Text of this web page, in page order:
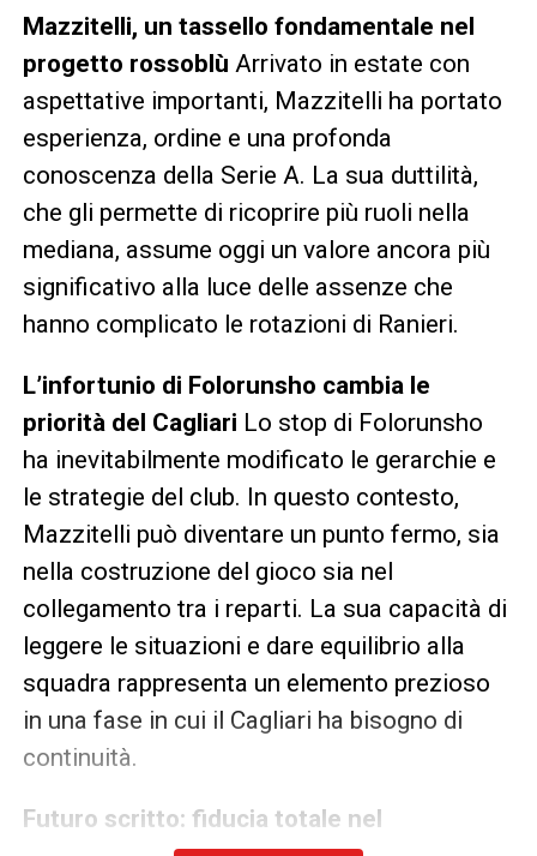
Mazzitelli, un tassello fondamentale nel
progetto rossoblù Arrivato in estate con
aspettative importanti, Mazzitelli ha portato
esperienza, ordine e una profonda
conoscenza della Serie A. La sua duttilità,
che gli permette di ricoprire più ruoli nella
mediana, assume oggi un valore ancora più
significativo alla luce delle assenze che
hanno complicato le rotazioni di Ranieri.
L’infortunio di Folorunsho cambia le
priorità del Cagliari Lo stop di Folorunsho
ha inevitabilmente modificato le gerarchie e
le strategie del club. In questo contesto,
Mazzitelli può diventare un punto fermo, sia
nella costruzione del gioco sia nel
collegamento tra i reparti. La sua capacità di
leggere le situazioni e dare equilibrio alla
squadra rappresenta un elemento prezioso
in una fase in cui il Cagliari ha bisogno di
continuità.
Futuro scritto: fiducia totale nel